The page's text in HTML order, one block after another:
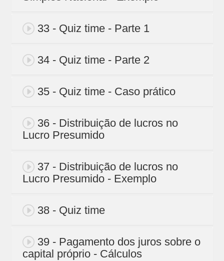
33 - Quiz time - Parte 1
34 - Quiz time - Parte 2
35 - Quiz time - Caso prático
36 - Distribuição de lucros no
Lucro Presumido
37 - Distribuição de lucros no
Lucro Presumido - Exemplo
38 - Quiz time
39 - Pagamento dos juros sobre o
capital próprio - Cálculos